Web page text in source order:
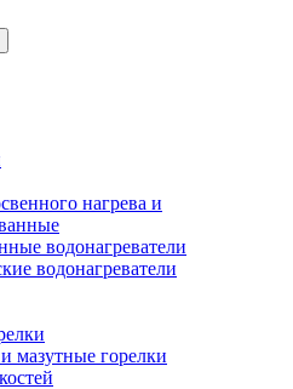
нагрева и
водонагреватели
водонагреватели
мазутные горелки